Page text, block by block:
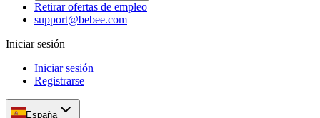
Retirar ofertas de empleo
support@bebee.com
Iniciar sesión
Iniciar sesión
Registrarse
España